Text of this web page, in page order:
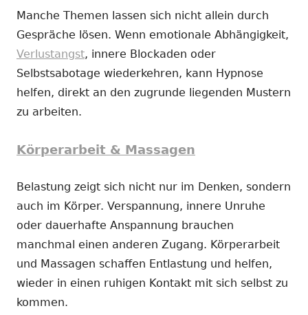
Manche Themen lassen sich nicht allein durch
Gespräche lösen. Wenn emotionale Abhängigkeit,
Verlustangst, innere Blockaden oder
Selbstsabotage wiederkehren, kann Hypnose
helfen, direkt an den zugrunde liegenden Mustern
zu arbeiten.
Körperarbeit & Massagen
Belastung zeigt sich nicht nur im Denken, sondern
auch im Körper. Verspannung, innere Unruhe
oder dauerhafte Anspannung brauchen
manchmal einen anderen Zugang. Körperarbeit
und Massagen schaffen Entlastung und helfen,
wieder in einen ruhigen Kontakt mit sich selbst zu
kommen.